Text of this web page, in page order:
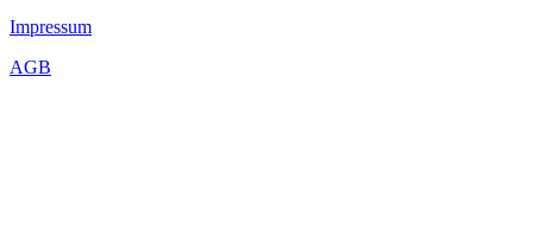
Impressum
AGB